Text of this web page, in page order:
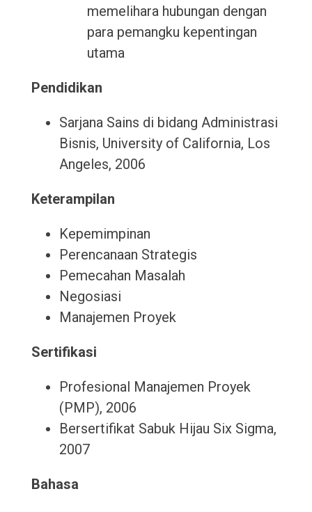
memelihara hubungan dengan
para pemangku kepentingan
utama
Pendidikan
Sarjana Sains di bidang Administrasi
Bisnis, University of California, Los
Angeles, 2006
Keterampilan
Kepemimpinan
Perencanaan Strategis
Pemecahan Masalah
Negosiasi
Manajemen Proyek
Sertifikasi
Profesional Manajemen Proyek
(PMP), 2006
Bersertifikat Sabuk Hijau Six Sigma,
2007
Bahasa